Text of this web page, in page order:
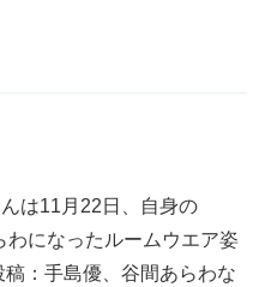
は11月22日、自身の
わになったルームウエア姿
：手島優、谷間あらわな